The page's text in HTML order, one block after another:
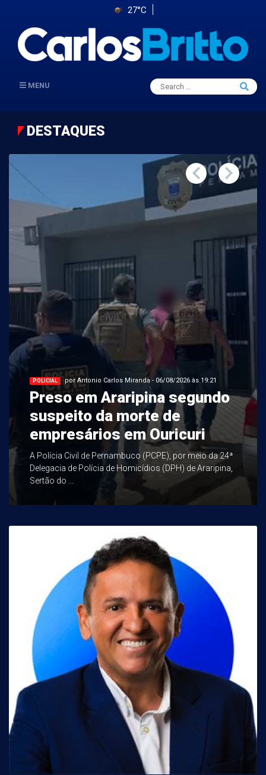
27°C
MENU
Search
for:
Search
DESTAQUES
POLICIAL por Antonio Carlos Miranda - 06/08/2026 às 19:21
Preso em Araripina segundo
suspeito da morte de
empresários em Ouricuri
A Polícia Civil de Pernambuco (PCPE), por meio da 24ª
Delegacia de Polícia de Homicídios (DPH) de Araripina,
Sertão do ...